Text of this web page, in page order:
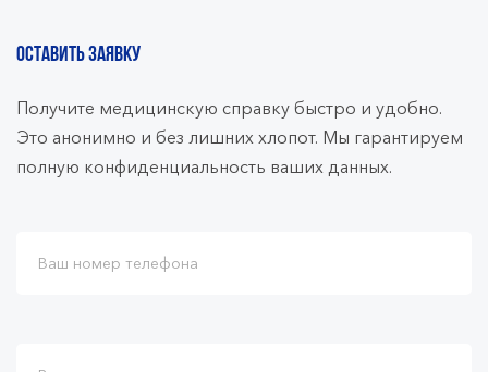
ОСТАВИТЬ ЗАЯВКУ
Получите медицинскую справку быстро и удобно.
Это анонимно и без лишних хлопот. Мы гарантируем
полную конфиденциальность ваших данных.